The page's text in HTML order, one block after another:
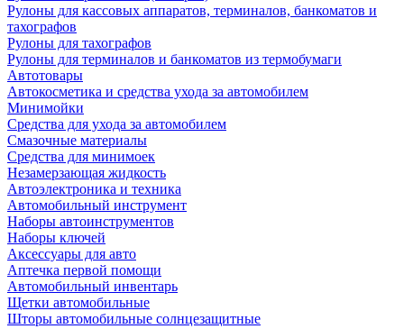
Рулоны для кассовых аппаратов, терминалов, банкоматов и
тахографов
Рулоны для тахографов
Рулоны для терминалов и банкоматов из термобумаги
Автотовары
Автокосметика и средства ухода за автомобилем
Минимойки
Средства для ухода за автомобилем
Смазочные материалы
Средства для минимоек
Незамерзающая жидкость
Автоэлектроника и техника
Автомобильный инструмент
Наборы автоинструментов
Наборы ключей
Аксессуары для авто
Аптечка первой помощи
Автомобильный инвентарь
Щетки автомобильные
Шторы автомобильные солнцезащитные